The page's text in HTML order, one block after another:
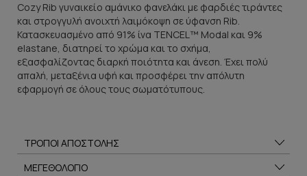
Cozy Rib γυναικείο αμάνικο φανελάκι με φαρδιές τιράντες
και στρογγυλή ανοιχτή λαιμόκοψη σε ύφανση Rib.
Κατασκευασμένο από 91% ίνα TENCEL™ Modal και 9%
elastane, διατηρεί το χρώμα και το σχήμα,
εξασφαλίζοντας διαρκή ποιότητα και άνεση. Έχει πολύ
απαλή, μεταξένια υφή και προσφέρει την απόλυτη
εφαρμογή σε όλους τους σωματότυπους.
ΤΡΟΠΟΙ ΑΠΟΣΤΟΛΗΣ
ΜΕΓΕΘΟΛΟΓΙΟ